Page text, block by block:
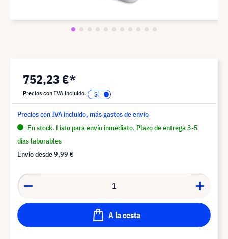
752,23 €*
Precios con IVA incluido.
Precios con IVA incluido, más gastos de envío
En stock. Listo para envío inmediato. Plazo de entrega 3-5
días laborables
Envío desde9,99 €
A la cesta